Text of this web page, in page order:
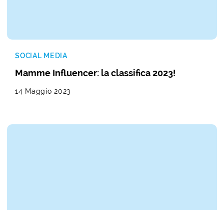
SOCIAL MEDIA
Mamme Influencer: la classifica 2023!
14 Maggio 2023